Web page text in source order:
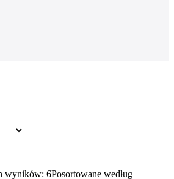
wyników: 6Posortowane według